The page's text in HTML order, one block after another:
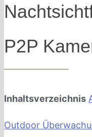
P2P
Inhaltsverzeichnis
Outdoor